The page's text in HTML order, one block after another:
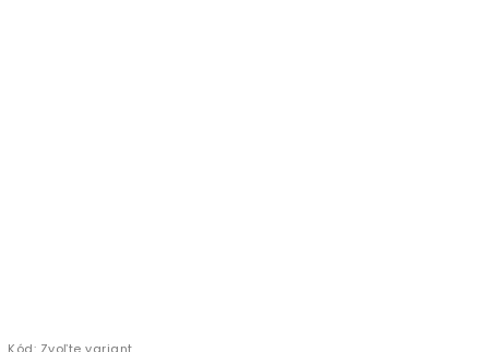
Kód: Zvoľte variant